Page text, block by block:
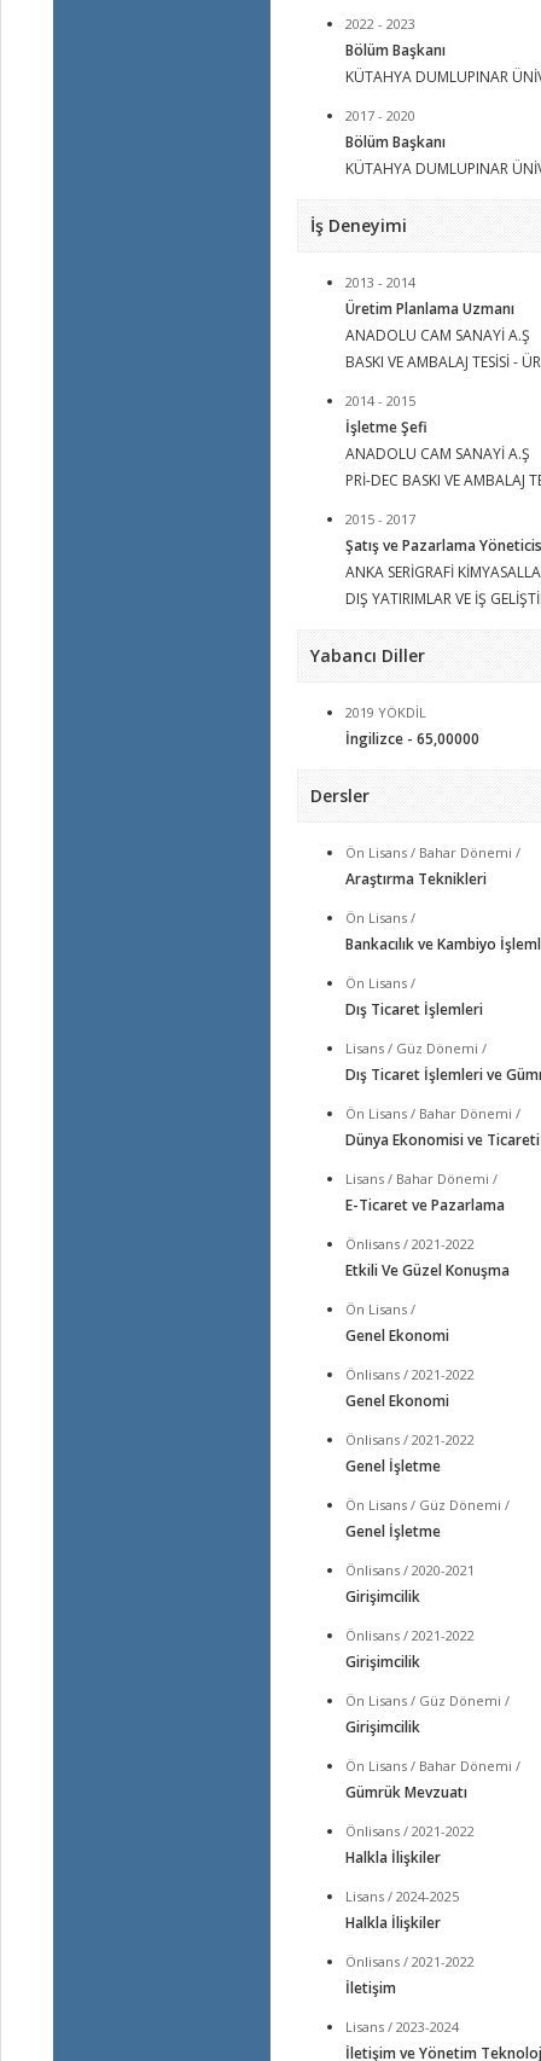
2022 - 2023
Bölüm Başkanı
KÜTAHYA DUMLUPINAR
2017 - 2020
Bölüm Başkanı
KÜTAHYA DUMLUPINAR
İş Deneyimi
2013 - 2014
Üretim Planlama Uzmanı
ANADOLU CAM SANAYİ A.Ş
BASKI VE AMBALAJ TESİSİ -
2014 - 2015
İşletme Şefi
ANADOLU CAM SANAYİ A.Ş
PRİ-DEC BASKI VE AMBALAJ
2015 - 2017
Şatış ve Pazarlama
ANKA SERİGRAFİ
DIŞ YATIRIMLAR VE İŞ
Yabancı Diller
2019 YÖKDİL
İngilizce - 65,00000
Dersler
Ön Lisans / Bahar Dönemi /
Araştırma Teknikleri
Ön Lisans /
Bankacılık ve Kambiyo
Ön Lisans /
Dış Ticaret İşlemleri
Lisans / Güz Dönemi /
Dış Ticaret İşlemleri ve
Ön Lisans / Bahar Dönemi /
Dünya Ekonomisi ve Ticareti
Lisans / Bahar Dönemi /
E-Ticaret ve Pazarlama
Önlisans / 2021-2022
Etkili Ve Güzel Konuşma
Ön Lisans /
Genel Ekonomi
Önlisans / 2021-2022
Genel Ekonomi
Önlisans / 2021-2022
Genel İşletme
Ön Lisans / Güz Dönemi /
Genel İşletme
Önlisans / 2020-2021
Girişimcilik
Önlisans / 2021-2022
Girişimcilik
Ön Lisans / Güz Dönemi /
Girişimcilik
Ön Lisans / Bahar Dönemi /
Gümrük Mevzuatı
Önlisans / 2021-2022
Halkla İlişkiler
Lisans / 2024-2025
Halkla İlişkiler
Önlisans / 2021-2022
İletişim
Lisans / 2023-2024
İletişim ve Yönetim